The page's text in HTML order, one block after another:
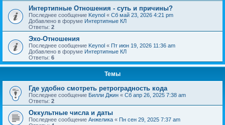
Интертипные Отношения - суть и причины?
Последнее сообщение Keynol « Сб май 23, 2026 4:21 pm
Добавлено в форуме Интертипные КЛ
Ответы: 2
Эхо-Отношения
Последнее сообщение Keynol « Пт июн 19, 2026 11:36 am
Добавлено в форуме Интертипные КЛ
Ответы: 6
Темы
Где удобно смотреть ретроградность кода
Последнее сообщение Билли Джин « Сб апр 26, 2025 7:38 am
Ответы: 2
Оккультные числа и даты
Последнее сообщение Анжелика « Пн сен 29, 2025 7:37 am